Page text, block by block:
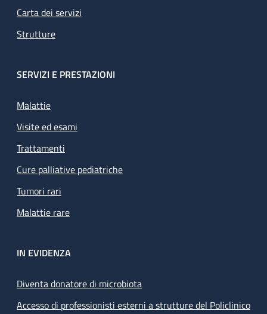
Carta dei servizi
Strutture
SERVIZI E PRESTAZIONI
Malattie
Visite ed esami
Trattamenti
Cure palliative pediatriche
Tumori rari
Malattie rare
IN EVIDENZA
Diventa donatore di microbiota
Accesso di professionisti esterni a strutture del Policlinico